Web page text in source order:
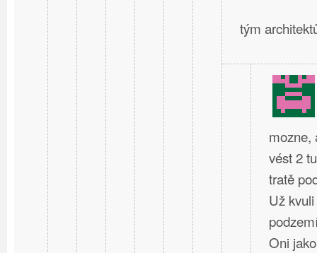
tým
mozne,
vést 2
tratě
Už
Oni